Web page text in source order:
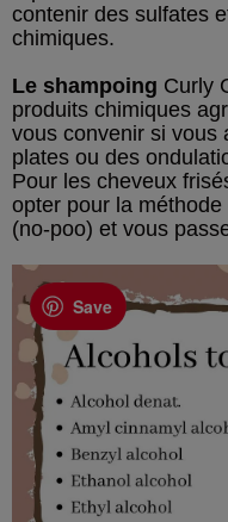
contenir des sulfates
chimiques.
Le shampoing Curly
produits chimiques
vous convenir si vous
plates ou des
Pour les cheveux
opter pour la
(no-poo) et vous
Save